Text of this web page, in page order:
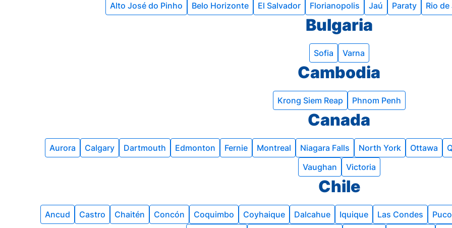
Alto José do Pinho Belo Horizonte El Salvador Florianopolis Jaú Paraty Rio
Bulgaria
Sofia Varna
Cambodia
Krong Siem Reap Phnom Penh
Canada
Aurora Calgary Dartmouth Edmonton Fernie Montreal Niagara Falls North York Ottawa
Vaughan
Victoria
Chile
Ancud Castro Chaitén Concón Coquimbo Coyhaique Dalcahue Iquique Las Condes